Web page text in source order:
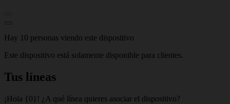
Hay 10 personas viendo este dispositivo
Este dispositivo está solamente disponible para clientes.
Tus líneas
¡Hola {0}! ¿A qué línea quieres asociar el dispositivo?